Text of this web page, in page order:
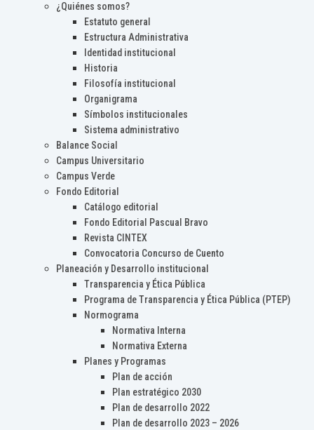
¿Quiénes somos?
Estatuto general
Estructura Administrativa
Identidad institucional
Historia
Filosofía institucional
Organigrama
Símbolos institucionales
Sistema administrativo
Balance Social
Campus Universitario
Campus Verde
Fondo Editorial
Catálogo editorial
Fondo Editorial Pascual Bravo
Revista CINTEX
Convocatoria Concurso de Cuento
Planeación y Desarrollo institucional
Transparencia y Ética Pública
Programa de Transparencia y Ética Pública (PTEP)
Normograma
Normativa Interna
Normativa Externa
Planes y Programas
Plan de acción
Plan estratégico 2030
Plan de desarrollo 2022
Plan de desarrollo 2023 – 2026